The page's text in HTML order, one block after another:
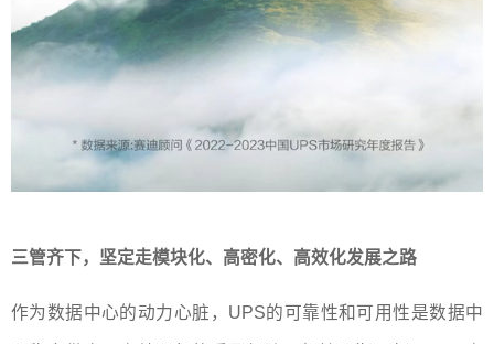
三管齐下，坚定走模块化、高密化、高效化发展之路
作为数据中心的动力心脏，UPS的可靠性和可用性是数据中